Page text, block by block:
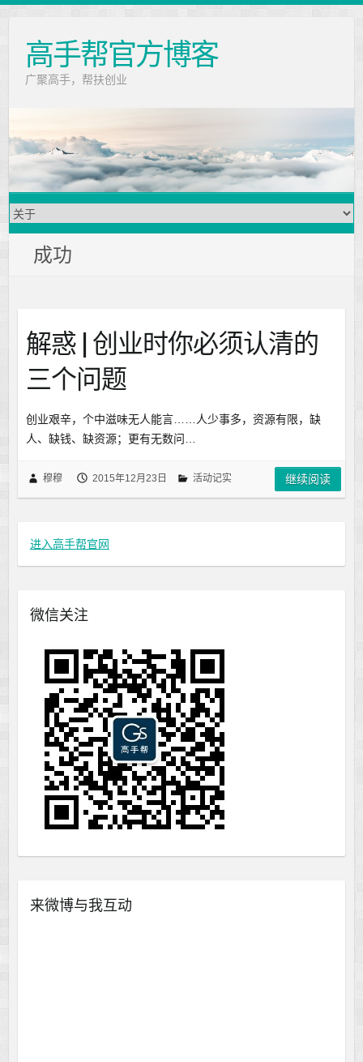
高手帮官方博客
广聚高手，帮扶创业
成功
解惑 | 创业时你必须认清的
三个问题
创业艰辛，个中滋味无人能言……人少事多，资源有限，缺
人、缺钱、缺资源；更有无数问…
穆穆 2015年12月23日 活动记实 继续阅读
进入高手帮官网
微信关注
来微博与我互动